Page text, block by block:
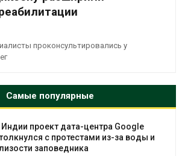
проконсультировались у
Самые популярные
Индии проект дата-центра Google
с протестами из-за воды и
заповедника